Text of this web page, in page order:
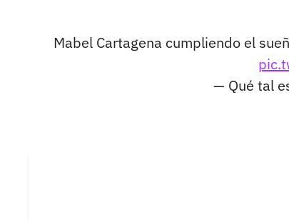
Mabel Cartagena cumpliendo el
— Qué tal